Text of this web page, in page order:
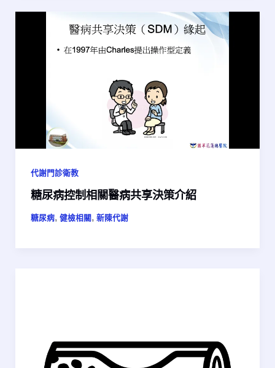
代謝門診衛教
糖尿病控制相關醫病共享決策介紹
糖尿病, 健檢相關, 新陳代謝